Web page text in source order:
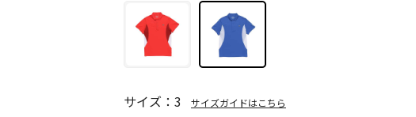
サイズ：3 サイズガイドはこちら